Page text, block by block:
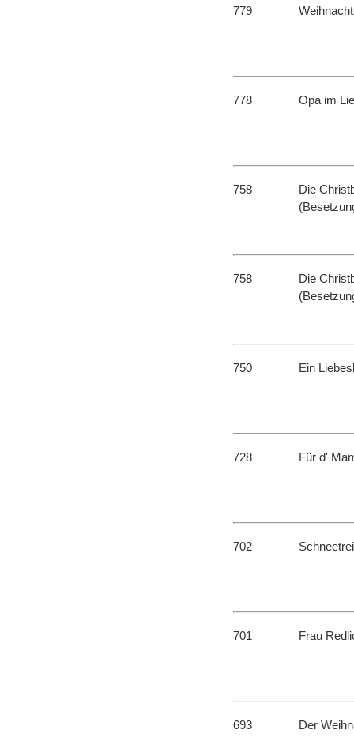
779
778 Opa im
758
Die
758
Die
750 Ein
728 Für d'
702
701 Frau
693 Der